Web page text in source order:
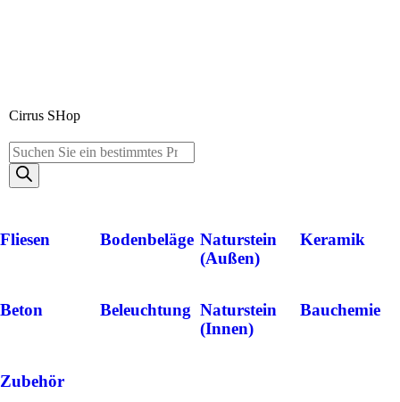
Cirrus SHop
Fliesen Bodenbeläge Naturstein
(Außen)
Keramik
Beton Beleuchtung Naturstein
(Innen)
Bauchemie
Zubehör